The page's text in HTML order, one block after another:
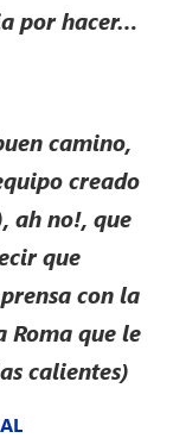
por hacer…
camino,
creado
ah no!, que
que
con la
Roma que le
calientes)